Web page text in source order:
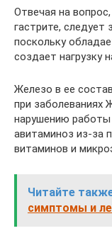
Отвечая на
гастрите, следует
поскольку
создает нагрузку
Железо в ее
при заболеваниях
нарушению работы
авитаминоз из-за
витаминов и
Читайте
симптомы и